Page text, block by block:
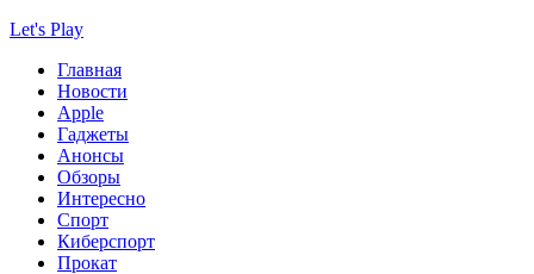
Let's Play
Главная
Новости
Apple
Гаджеты
Анонсы
Обзоры
Интересно
Спорт
Киберспорт
Прокат